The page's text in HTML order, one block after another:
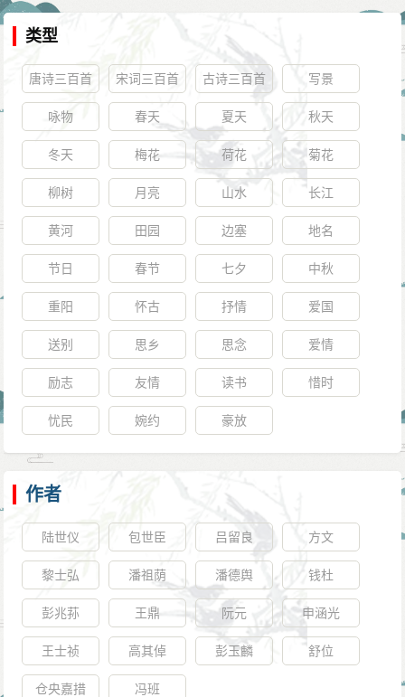
类型
唐诗三百首 宋词三百首 古诗三百首 写景
咏物 春天 夏天 秋天
冬天 梅花 荷花 菊花
柳树 月亮 山水 长江
黄河 田园 边塞 地名
节日 春节 七夕 中秋
重阳 怀古 抒情 爱国
送别 思乡 思念 爱情
励志 友情 读书 惜时
忧民 婉约 豪放
作者
陆世仪 包世臣 吕留良 方文
黎士弘 潘祖荫 潘德舆 钱杜
彭兆荪 王鼎 阮元 申涵光
王士祯 高其倬 彭玉麟 舒位
仓央嘉措 冯班